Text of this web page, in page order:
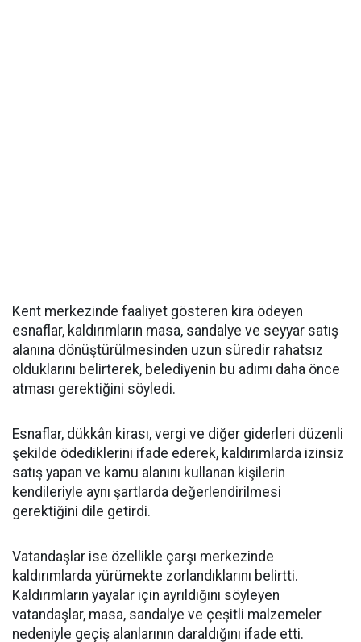
Kent merkezinde faaliyet gösteren kira ödeyen
esnaflar, kaldırımların masa, sandalye ve seyyar satış
alanına dönüştürülmesinden uzun süredir rahatsız
olduklarını belirterek, belediyenin bu adımı daha önce
atması gerektiğini söyledi.
Esnaflar, dükkân kirası, vergi ve diğer giderleri düzenli
şekilde ödediklerini ifade ederek, kaldırımlarda izinsiz
satış yapan ve kamu alanını kullanan kişilerin
kendileriyle aynı şartlarda değerlendirilmesi
gerektiğini dile getirdi.
Vatandaşlar ise özellikle çarşı merkezinde
kaldırımlarda yürümekte zorlandıklarını belirtti.
Kaldırımların yayalar için ayrıldığını söyleyen
vatandaşlar, masa, sandalye ve çeşitli malzemeler
nedeniyle geçiş alanlarının daraldığını ifade etti.